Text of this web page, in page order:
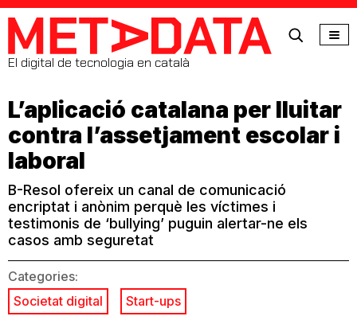
MetaData
El digital de tecnologia en català
L’aplicació catalana per lluitar
contra l’assetjament escolar i
laboral
B-Resol ofereix un canal de comunicació
encriptat i anònim perquè les víctimes i
testimonis de ‘bullying’ puguin alertar-ne els
casos amb seguretat
Categories:
Societat digital
Start-ups